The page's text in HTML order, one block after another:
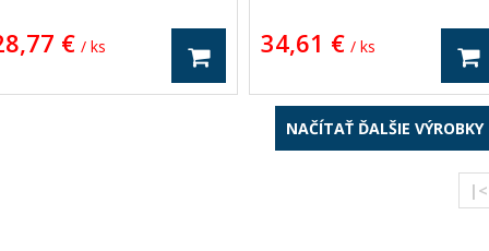
€ / ks
je samozrejme tiež výborné
toľko potrebné a pravidelné
slúži celá konštrukcia ako hrací
34,61 € / ks
povrchom na brúsenie pazúrikov.
Využite sisalové lano na opravu
vylepšenie mačacieho domova a
sledujte, ako sa vaša mačka raduje z
možnosti využívať svoj prirodzený
NAČÍTAŤ ĎALŠIE VÝROBKY
|<